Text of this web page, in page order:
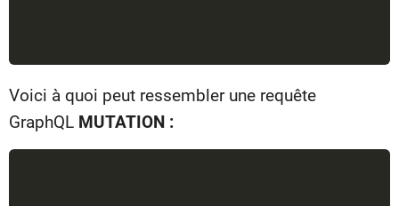
Voici à quoi peut ressembler une requête
GraphQL MUTATION :